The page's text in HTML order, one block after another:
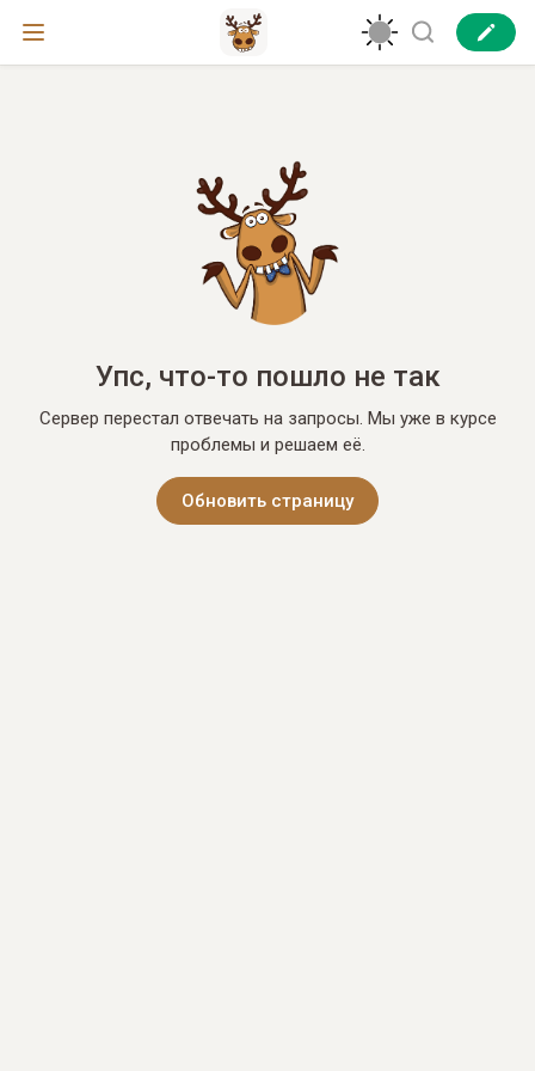
Упс, что-то пошло не так
Сервер перестал отвечать на запросы. Мы уже в курсе
проблемы и решаем её.
Обновить страницу